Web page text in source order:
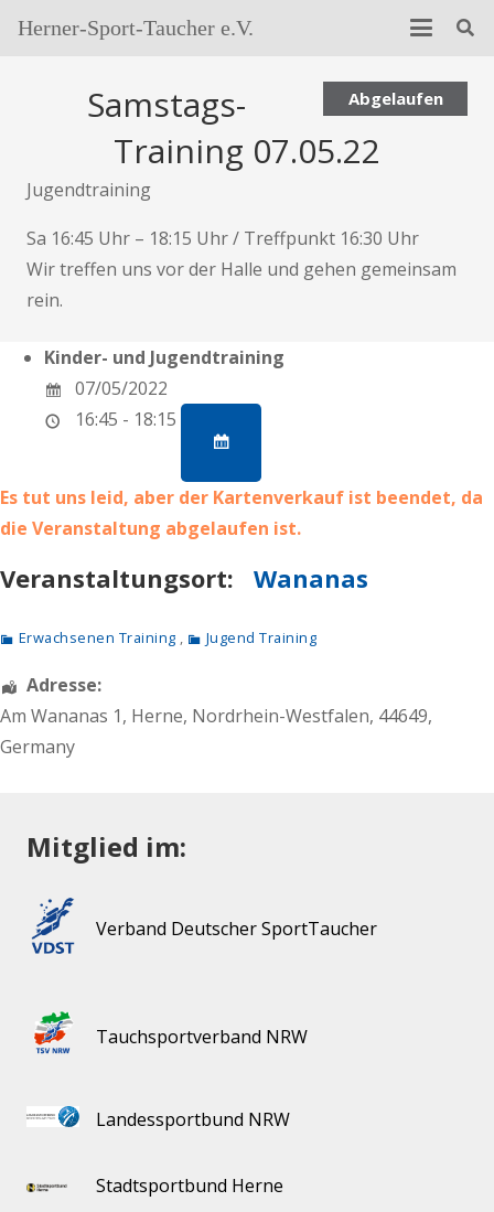
Herner-Sport-Taucher e.V.
Abgelaufen
Samstags-
Training 07.05.22
Jugendtraining
Sa 16:45 Uhr – 18:15 Uhr / Treffpunkt 16:30 Uhr
Wir treffen uns vor der Halle und gehen gemeinsam
rein.
Kinder- und Jugendtraining
07/05/2022
16:45 - 18:15
Es tut uns leid, aber der Kartenverkauf ist beendet, da
die Veranstaltung abgelaufen ist.
Veranstaltungsort: Wananas
Erwachsenen Training , Jugend Training
Adresse:
Am Wananas 1, Herne, Nordrhein-Westfalen, 44649,
Germany
Mitglied im:
Verband Deutscher SportTaucher
Tauchsportverband NRW
Landessportbund NRW
Stadtsportbund Herne